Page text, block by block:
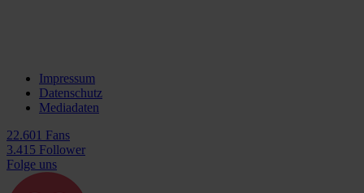
Impressum
Datenschutz
Mediadaten
22.601 Fans
3.415 Follower
Folge uns